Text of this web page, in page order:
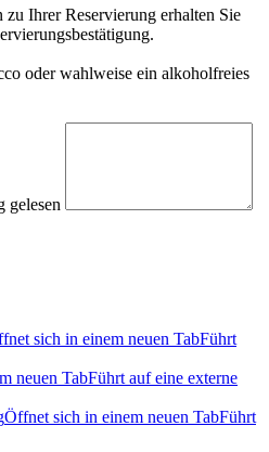
Ihrer Reservierung erhalten Sie
oder wahlweise ein alkoholfreies
gelesen
sich in einem neuen TabFührt
neuen TabFührt auf eine externe
Öffnet sich in einem neuen TabFührt